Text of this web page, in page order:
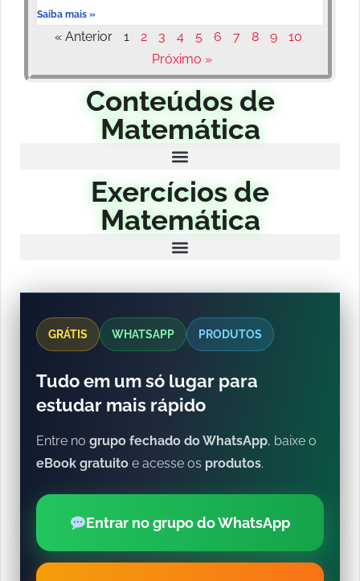
Saiba mais »
« Anterior 1 2 3 4 5 6 7 8 9
10
Próximo »
Conteúdos de
Matemática
Exercícios de
Matemática
GRÁTIS WHATSAPP PRODUTOS
Tudo em um só lugar para
estudar mais rápido
Entre no grupo fechado do WhatsApp, baixe o
eBook gratuito e acesse os produtos.
Entrar no grupo do WhatsApp